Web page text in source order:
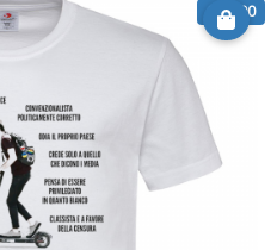
€ 19.90